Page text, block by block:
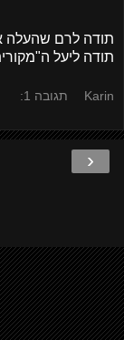
תודה לרם שהעלה
תודה ליעל
Karin תגובה 1:
‹